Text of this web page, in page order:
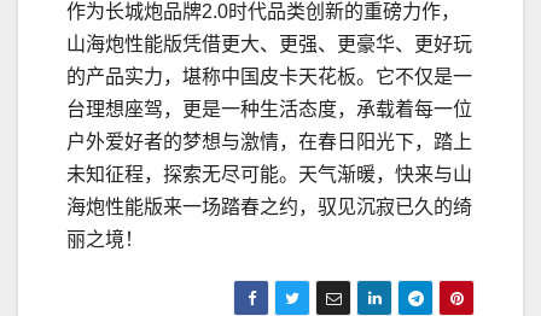
作为长城炮品牌2.0时代品类创新的重磅力作，
山海炮性能版凭借更大、更强、更豪华、更好玩
的产品实力，堪称中国皮卡天花板。它不仅是一
台理想座驾，更是一种生活态度，承载着每一位
户外爱好者的梦想与激情，在春日阳光下，踏上
未知征程，探索无尽可能。天气渐暖，快来与山
海炮性能版来一场踏春之约，驭见沉寂已久的绮
丽之境！